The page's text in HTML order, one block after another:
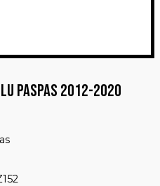
Paspas 2012-2020